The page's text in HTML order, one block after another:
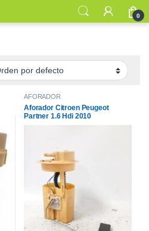
0
AFORADOR
Aforador Citroen Peugeot
Partner 1.6 Hdi 2010